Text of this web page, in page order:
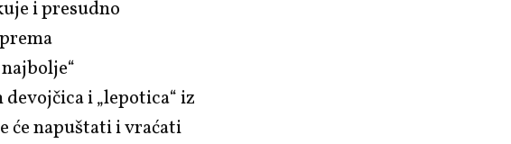
i presudno
i „lepotica“ iz
će napuštati i vraćati